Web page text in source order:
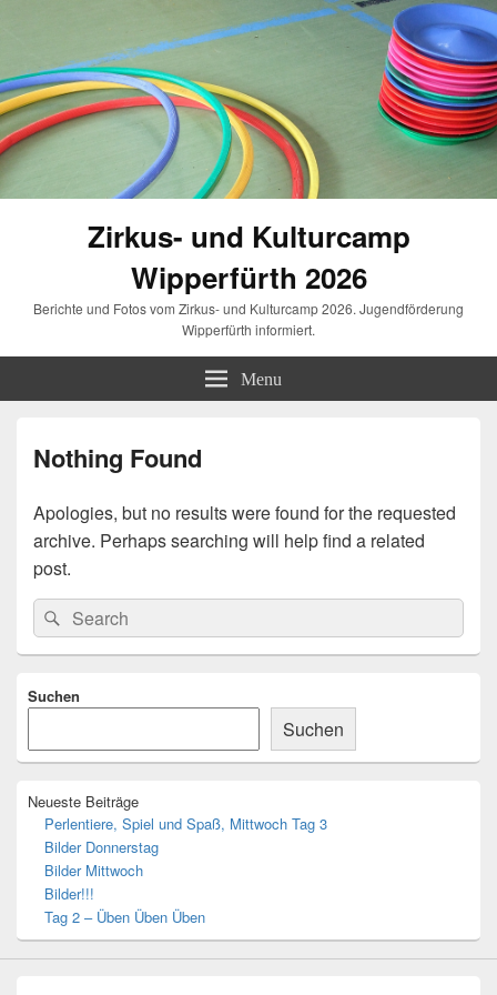
Zirkus- und Kulturcamp
Wipperfürth 2026
Berichte und Fotos vom Zirkus- und Kulturcamp 2026. Jugendförderung
Wipperfürth informiert.
Menu
Nothing Found
Apologies, but no results were found for the requested
archive. Perhaps searching will help find a related
post.
Search
for:
Search
Sidebar
Suchen
Suchen
Neueste Beiträge
Perlentiere, Spiel und Spaß, Mittwoch Tag 3
Bilder Donnerstag
Bilder Mittwoch
Bilder!!!
Tag 2 – Üben Üben Üben